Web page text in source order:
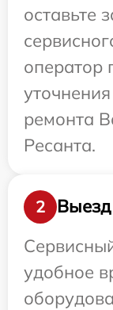
оставьте
оператор
ремонта
Ресанта.
2
удобное